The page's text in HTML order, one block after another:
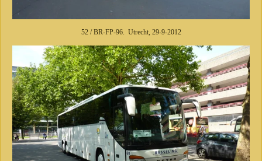
52 / BR-FP-96. Utrecht, 29-9-2012